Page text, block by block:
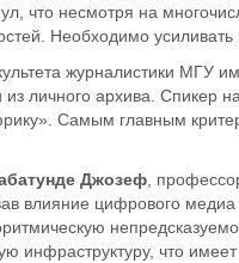
что несмотря на
Необходимо
журналистики МГУ
личного архива. Спикер
. Самым главным
Джозеф
влияние цифрового медиа
инфраструктуру, что